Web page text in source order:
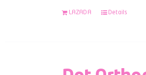
LAZADA Details